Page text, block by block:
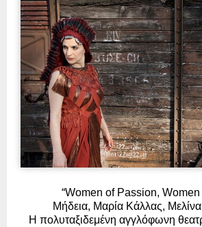
“Women of Passion, Women
Μήδεια, Μαρία Κάλλας,
Η πολυταξιδεμένη αγγλόφωνη